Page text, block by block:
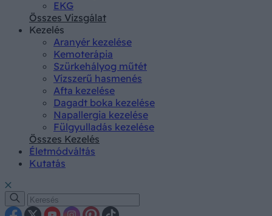
EKG
Összes Vizsgálat
Kezelés
Aranyér kezelése
Kemoterápia
Szürkehályog műtét
Vízszerű hasmenés
Afta kezelése
Dagadt boka kezelése
Napallergia kezelése
Fülgyulladás kezelése
Összes Kezelés
Életmódváltás
Kutatás